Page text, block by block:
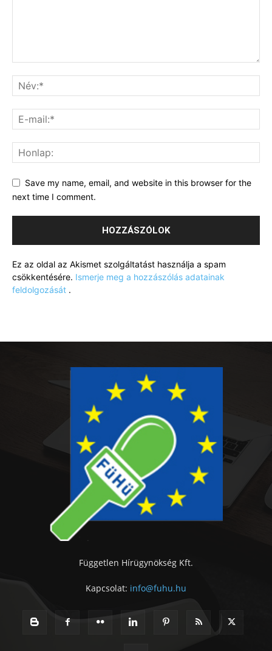
Save my name, email, and website in this browser for the
next time I comment.
Ez az oldal az Akismet szolgáltatást használja a spam
csökkentésére. Ismerje meg a hozzászólás adatainak
feldolgozását .
Független Hírügynökség Kft.
Kapcsolat: info@fuhu.hu